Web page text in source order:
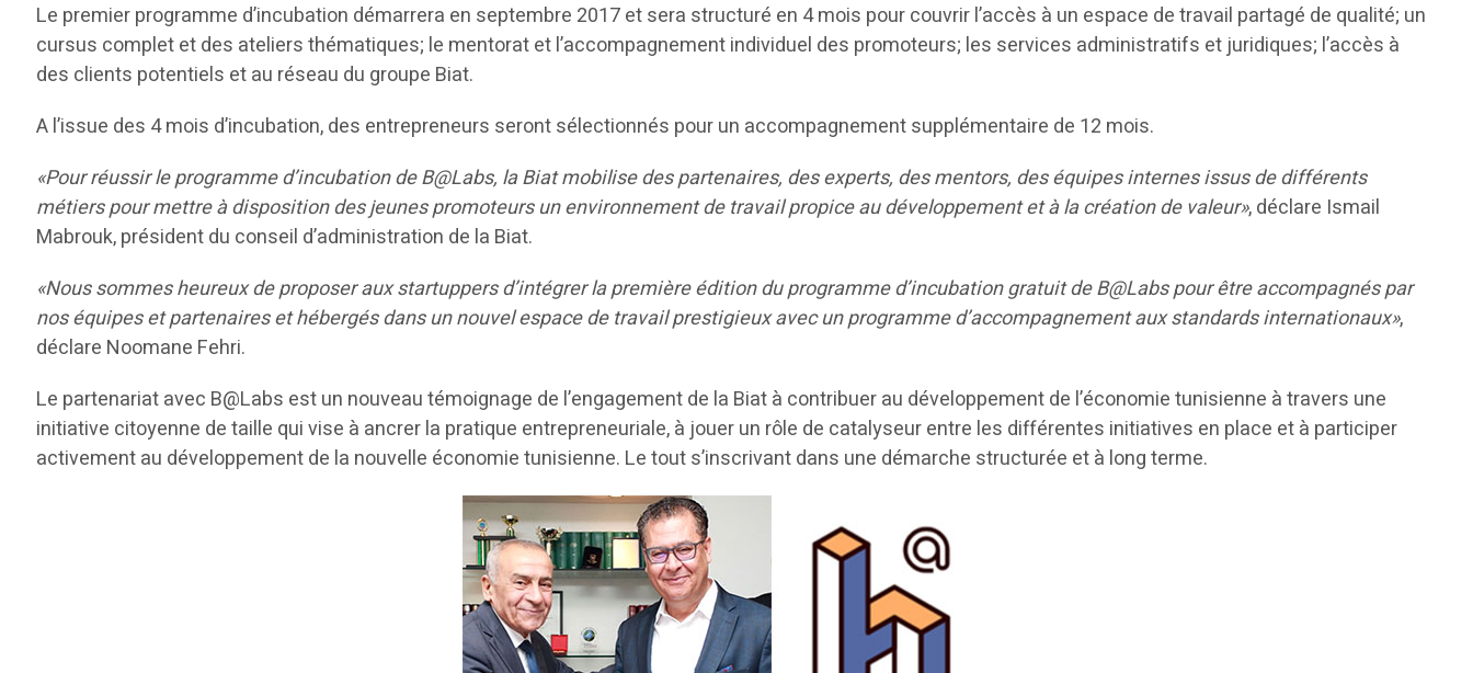
Le premier programme d’incubation démarrera en septembre 2017 et sera structuré en 4 mois pour couvrir l’accès à un espace de travail partagé de qualité; un
cursus complet et des ateliers thématiques; le mentorat et l’accompagnement individuel des promoteurs; les services administratifs et juridiques; l’accès à
des clients potentiels et au réseau du groupe Biat.
A l’issue des 4 mois d’incubation, des entrepreneurs seront sélectionnés pour un accompagnement supplémentaire de 12 mois.
«Pour réussir le programme d’incubation de B@Labs, la Biat mobilise des partenaires, des experts, des mentors, des équipes internes issus de différents
métiers pour mettre à disposition des jeunes promoteurs un environnement de travail propice au développement et à la création de valeur», déclare Ismail
Mabrouk, président du conseil d’administration de la Biat.
«Nous sommes heureux de proposer aux startuppers d’intégrer la première édition du programme d’incubation gratuit de B@Labs pour être accompagnés par
nos équipes et partenaires et hébergés dans un nouvel espace de travail prestigieux avec un programme d’accompagnement aux standards internationaux»,
déclare Noomane Fehri.
Le partenariat avec B@Labs est un nouveau témoignage de l’engagement de la Biat à contribuer au développement de l’économie tunisienne à travers une
initiative citoyenne de taille qui vise à ancrer la pratique entrepreneuriale, à jouer un rôle de catalyseur entre les différentes initiatives en place et à participer
activement au développement de la nouvelle économie tunisienne. Le tout s’inscrivant dans une démarche structurée et à long terme.